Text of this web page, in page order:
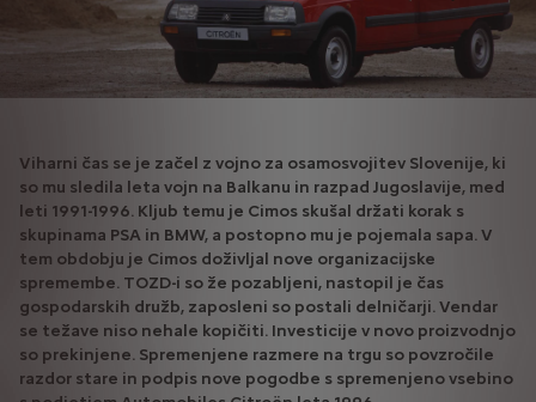
Viharni čas se je začel z vojno za osamosvojitev Slovenije, ki
so mu sledila leta vojn na Balkanu in razpad Jugoslavije, med
leti 1991-1996. Kljub temu je Cimos skušal držati korak s
skupinama PSA in BMW, a postopno mu je pojemala sapa. V
tem obdobju je Cimos doživljal nove organizacijske
spremembe. TOZD-i so že pozabljeni, nastopil je čas
gospodarskih družb, zaposleni so postali delničarji. Vendar
se težave niso nehale kopičiti. Investicije v novo proizvodnjo
so prekinjene. Spremenjene razmere na trgu so povzročile
razdor stare in podpis nove pogodbe s spremenjeno vsebino